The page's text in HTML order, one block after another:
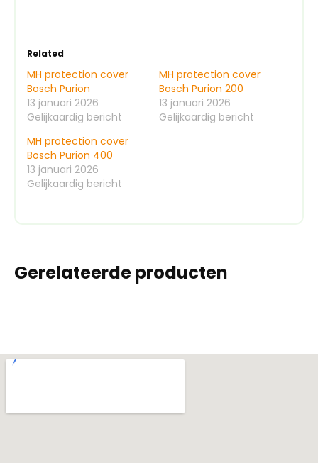
Related
MH protection cover
Bosch Purion
13 januari 2026
Gelijkaardig bericht
MH protection cover
Bosch Purion 200
13 januari 2026
Gelijkaardig bericht
MH protection cover
Bosch Purion 400
13 januari 2026
Gelijkaardig bericht
Gerelateerde producten